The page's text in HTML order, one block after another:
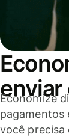
enviar
Economize
pagamentos
você precisa